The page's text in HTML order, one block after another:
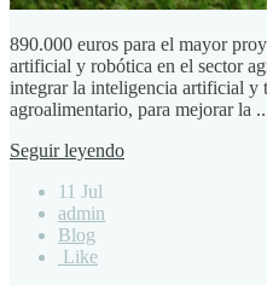
890.000 euros para el mayor
artificial y robótica en el sector
integrar la inteligencia artificial y
agroalimentario, para mejorar la
Seguir leyendo
11 Jul
admin
Blog
Like